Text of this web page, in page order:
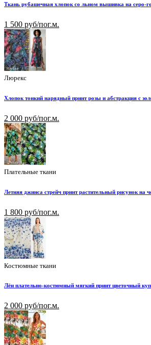
Ткань рубашечная хлопок со льном вышивка на серо-
1 500 руб/пог.м.
Люрекс
Хлопок тонкий нарядный принт розы и абстракция с
2 000 руб/пог.м.
Плательные ткани
Летняя джинса стрейч принт растительный рисунок на
1 800 руб/пог.м.
Костюмные ткани
Лён плательно-костюмный мягкий принт цветочный
2 000 руб/пог.м.